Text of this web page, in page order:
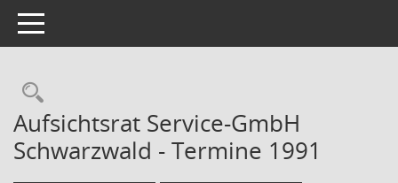
Toggle navigation
Rechercheauswahl
Aufsichtsrat Service-GmbH
Schwarzwald - Termine 1991